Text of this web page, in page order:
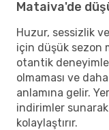
Mataiva'de
Huzur, sessizlik
için düşük sezon
otantik
olmaması ve
anlamına gelir.
indirimler sunarak
kolaylaştırır.